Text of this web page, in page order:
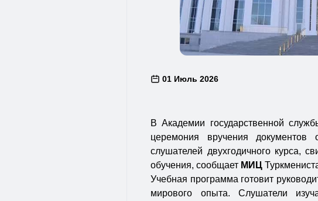
01 Июль 2026
В Академии государственной
церемония вручения
слушателей двухгодичного курса,
обучения, сообщает МИЦ
Учебная программа готовит
мирового опыта. Слушатели